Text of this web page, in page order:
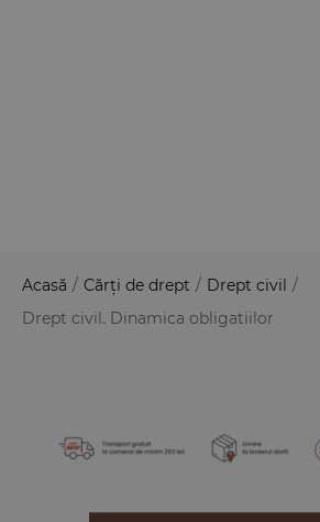
Acasă / Cărți de drept / Drept civil /
Drept civil. Dinamica obligatiilor